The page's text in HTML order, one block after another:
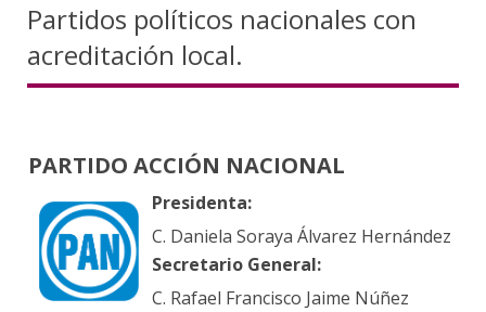
Partidos políticos nacionales con
acreditación local.
PARTIDO ACCIÓN NACIONAL
Presidenta:
C. Daniela Soraya Álvarez Hernández
Secretario General:
C. Rafael Francisco Jaime Núñez